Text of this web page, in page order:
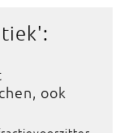
':
ook